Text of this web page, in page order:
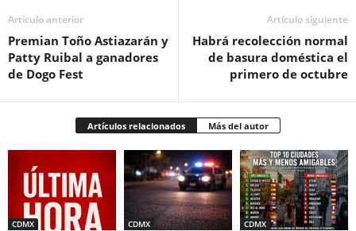
Artículo anterior
Premian Toño Astiazarán y
Patty Ruibal a ganadores
de Dogo Fest
Artículo siguiente
Habrá recolección normal
de basura doméstica el
primero de octubre
Artículos relacionados Más del autor
CDMX CDMX CDMX